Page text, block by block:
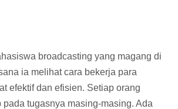
broadcasting yang magang di
ia melihat cara bekerja para
efektif dan efisien. Setiap orang
pada tugasnya masing-masing. Ada